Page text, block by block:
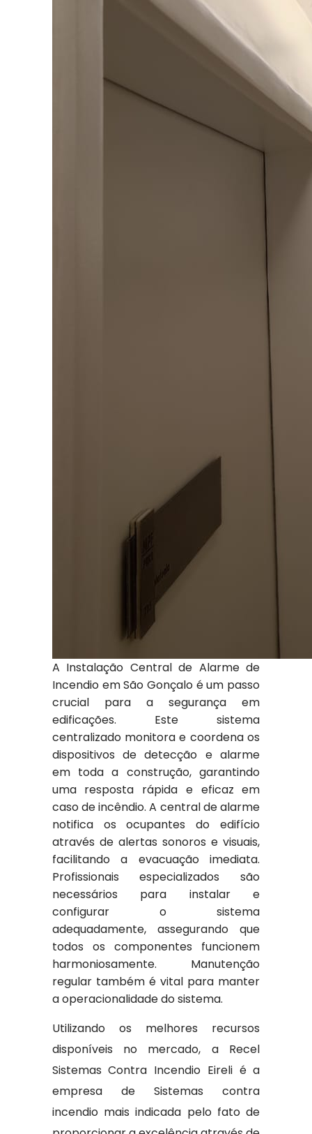
A Instalação Central de Alarme de
Incendio em São Gonçalo é um passo
crucial para a segurança em
edificações. Este sistema
centralizado monitora e coordena os
dispositivos de detecção e alarme
em toda a construção, garantindo
uma resposta rápida e eficaz em
caso de incêndio. A central de alarme
notifica os ocupantes do edifício
através de alertas sonoros e visuais,
facilitando a evacuação imediata.
Profissionais especializados são
necessários para instalar e
configurar o sistema
adequadamente, assegurando que
todos os componentes funcionem
harmoniosamente. Manutenção
regular também é vital para manter
a operacionalidade do sistema.
Utilizando os melhores recursos
disponíveis no mercado, a Recel
Sistemas Contra Incendio Eireli é a
empresa de Sistemas contra
incendio mais indicada pelo fato de